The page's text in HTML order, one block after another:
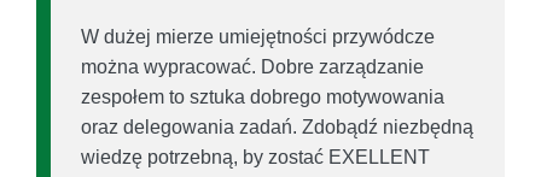
W dużej mierze umiejętności przywódcze
można wypracować. Dobre zarządzanie
zespołem to sztuka dobrego motywowania
oraz delegowania zadań. Zdobądź niezbędną
wiedzę potrzebną, by zostać EXELLENT